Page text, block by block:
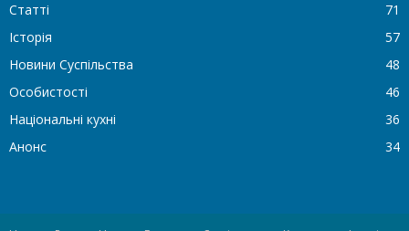
Статті
71
Історія
57
Новини Суспільства
48
Особистості
46
Національні кухні
36
Анонс
34